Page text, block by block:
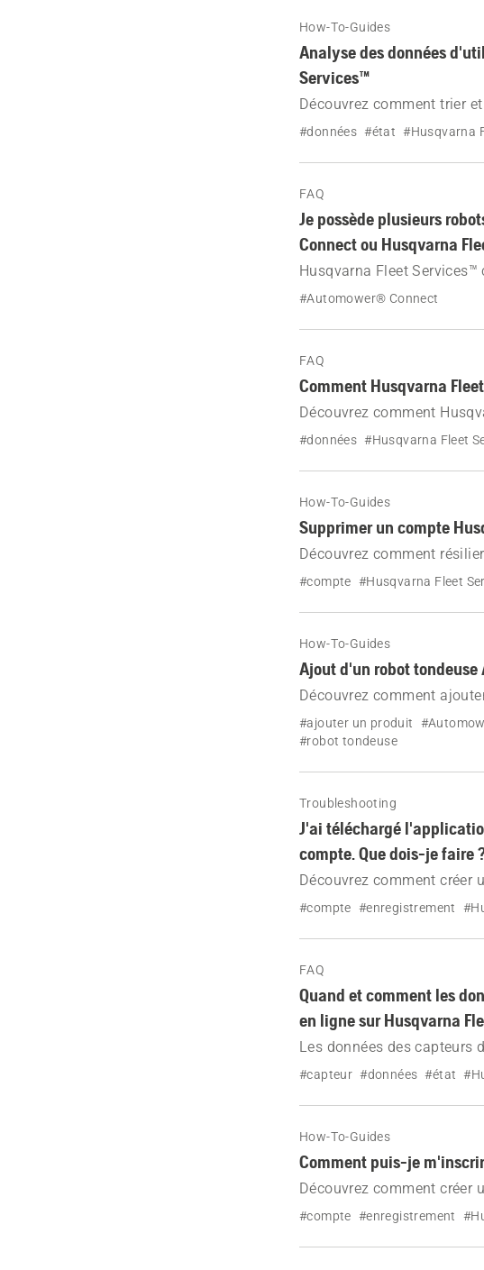
How-To-Guides
Analyse des données
Services™
Découvrez comment trier
Husqvarna Fleet
#données #état #Husqvarna
FAQ
Je possède plusieurs
Connect ou Husqvarna
Husqvarna Fleet
professionnels, vous
#Automower® Connect
FAQ
Comment Husqvarna
Découvrez comment
à essence, diesel et
#données #Husqvarna Fleet
How-To-Guides
Supprimer un compte
Découvrez comment
détaillées. Droits
#compte #Husqvarna Fleet
How-To-Guides
Ajout d'un robot
Découvrez comment
l'aide de l'application
#ajouter un produit
#robot tondeuse
Troubleshooting
J'ai téléchargé
compte. Que dois-je faire
Découvrez comment créer
courants. Assurez-vous
#compte #enregistrement
FAQ
Quand et comment les
en ligne sur Husqvarna
Les données des capteurs
d'une application
#capteur #données #état
How-To-Guides
Comment puis-je
Découvrez comment créer
Husqvarna Fleet Services™.
#compte #enregistrement